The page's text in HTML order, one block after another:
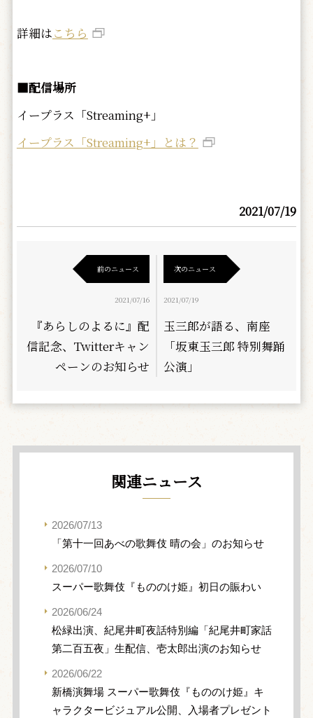
詳細はこちら
■配信場所
イープラス「Streaming+」
イープラス「Streaming+」とは？
2021/07/19
前のニュース
2021/07/16
『あらしのよるに』配
信記念、Twitterキャン
ペーンのお知らせ
次のニュース
2021/07/19
玉三郎が語る、南座
「坂東玉三郎 特別舞踊
公演」
関連ニュース
2026/07/13
「第十一回あべの歌舞伎 晴の会」のお知らせ
2026/07/10
スーパー歌舞伎『もののけ姫』初日の賑わい
2026/06/24
松緑出演、紀尾井町夜話特別編「紀尾井町家話
第二百五夜」生配信、壱太郎出演のお知らせ
2026/06/22
新橋演舞場 スーパー歌舞伎『もののけ姫』キ
ャラクタービジュアル公開、入場者プレゼント